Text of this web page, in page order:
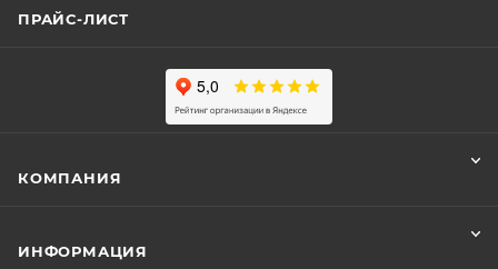
ПРАЙС-ЛИСТ
КОМПАНИЯ
ИНФОРМАЦИЯ